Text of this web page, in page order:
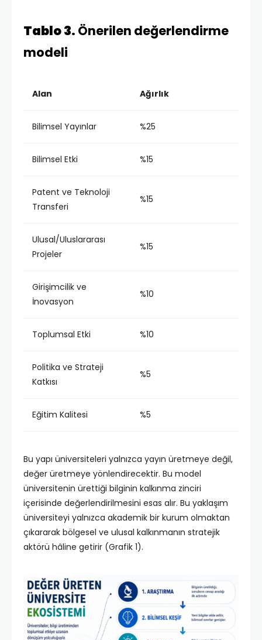
Tablo 3. Önerilen değerlendirme
modeli
Alan Ağırlık
Bilimsel Yayınlar %25
Bilimsel Etki %15
Patent ve Teknoloji
Transferi
%15
Ulusal/Uluslararası
Projeler
%15
Girişimcilik ve
İnovasyon
%10
Toplumsal Etki %10
Politika ve Strateji
Katkısı
%5
Eğitim Kalitesi %5
Bu yapı üniversiteleri yalnızca yayın üretmeye değil,
değer üretmeye yönlendirecektir. Bu model
üniversitenin ürettiği bilginin kalkınma zinciri
içerisinde değerlendirilmesini esas alır. Bu yaklaşım
üniversiteyi yalnızca akademik bir kurum olmaktan
çıkararak bölgesel ve ulusal kalkınmanın stratejik
aktörü hâline getirir (Grafik 1).